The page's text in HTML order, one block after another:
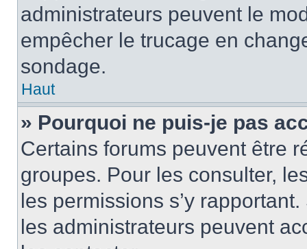
administrateurs peuvent le
empêcher le trucage en
sondage.
Haut
» Pourquoi ne puis-je pas
Certains forums peuvent être
groupes. Pour les consulter,
les permissions s’y
les administrateurs peuvent